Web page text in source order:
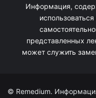
Информация,
представленных
может служить
© Remedium.